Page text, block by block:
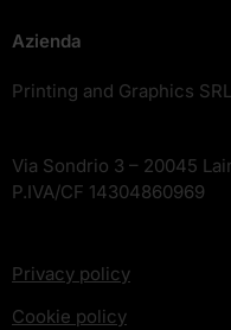
Azienda
Printing and Graphics SRL
Via Sondrio 3 – 20045
P.IVA/CF 14304860969
Privacy policy
Cookie policy